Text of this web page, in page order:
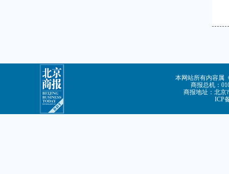
本网站所有内容属
商报总机：
商报地址：北京
ICP